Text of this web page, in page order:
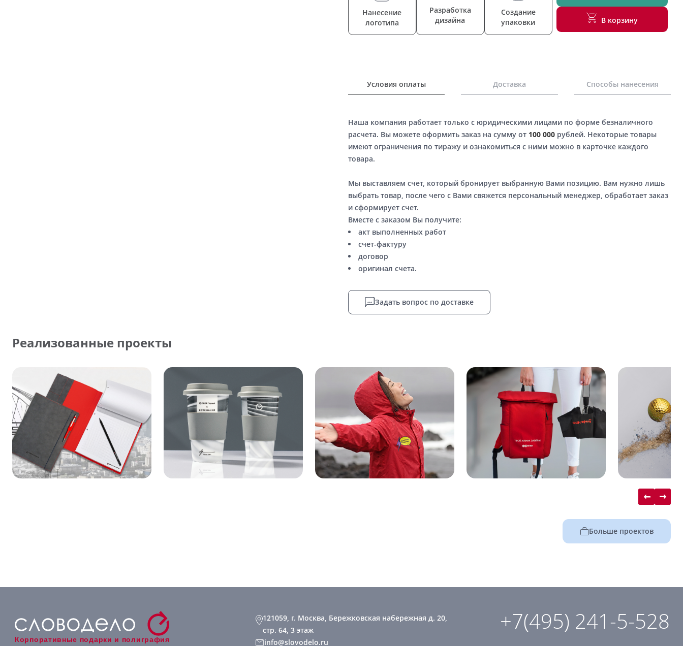
Нанесение
логотипа
Разработка
дизайна
Создание
упаковки
В корзину
Условия оплаты Доставка Способы нанесения
Наша компания работает только с юридическими лицами по форме безналичного
расчета. Вы можете оформить заказ на сумму от 100 000рублей. Некоторые товары
имеют ограничения по тиражу и ознакомиться с ними можно в карточке каждого
товара.
Мы выставляем счет, который бронирует выбранную Вами позицию. Вам нужно лишь
выбрать товар, после чего с Вами свяжется персональный менеджер, обработает заказ
и сформирует счет.
Вместе с заказом Вы получите:
акт выполненных работ
счет-фактуру
договор
оригинал счета.
Задать вопрос по доставке
Реализованные проекты
Больше проектов
Корпоративные подарки и полиграфия
121059, г. Москва, Бережковская набережная д. 20,
стр. 64, 3 этаж
info@slovodelo.ru
+7(495) 241-5-528